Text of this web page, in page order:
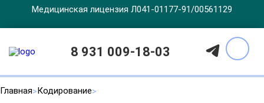
Медицинская лицензия Л041-01177-91/00561129
8 931 009-18-03
Главная Кодирование